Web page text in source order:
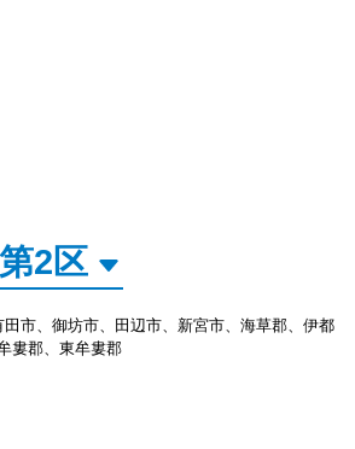
市、御坊市、田辺市、新宮市、海草郡、伊都
婁郡、東牟婁郡